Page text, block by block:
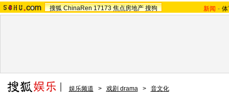
搜狐 ChinaRen 17173 焦点房地产 搜狗 新闻 -
娱乐频道 > 戏剧 drama > 音文化